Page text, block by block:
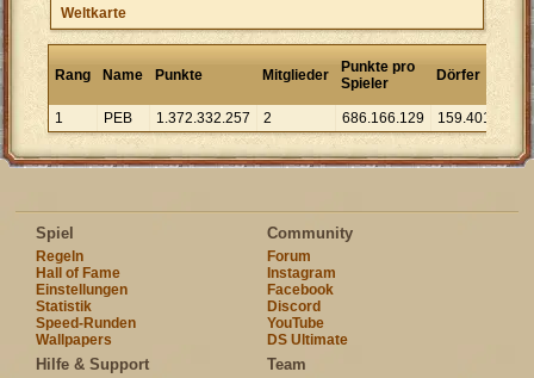
Weltkarte
Rang Name Punkte Mitglieder
Punkte pro
Spieler
Dörfer
Dorf
1
PEB 1.372.332.257 2 686.166.129 159.401
Spiel
Regeln
Hall of Fame
Einstellungen
Statistik
Speed-Runden
Wallpapers
Community
Forum
Instagram
Facebook
Discord
YouTube
DS Ultimate
Hilfe & Support Team